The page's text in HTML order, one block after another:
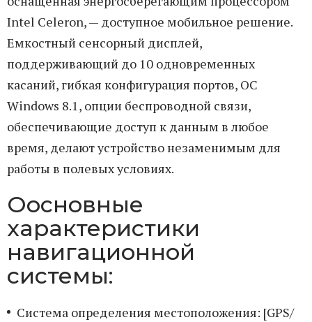
Intel Celeron, — доступное мобильное решение.
Емкостный сен­сорный дисплей,
поддерживающий до 10 одновременных
касаний, гибкая конфигурация портов, ОС
Windows 8.1, опции беспроводной связи,
обеспечивающие доступ к данным в любое
время, делают устройство незаменимым для
работы в полевых условиях.
Оосновные
характеристики
навигационной
системы:
Система определения местоположения: [GPS/